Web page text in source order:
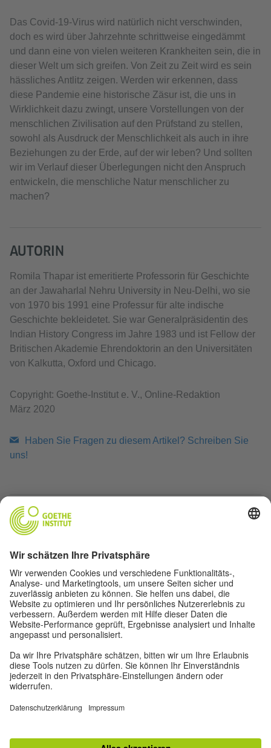
Das Covid-19-Virus wird natürlich nicht verschwinden,
doch es wird über Jahrzehnte schrittweise eingedämmt
und dann eine von vielen weiteren Krankheiten sein, die in
dieser Welt um sich greifen. Von Zeit zu Zeit wird es sein
hässliches Antlitz zeigen. Werden wir erkennen, dass
diese Pandemie eine historische Zäsur ist, die uns in
Wirklichkeit dazu zwingt, unsere Vorstellungen von der
menschlichen Zivilisation auf den Prüfstand zu stellen,
sowohl als Ausdruck der Menschlichkeit als auch in ihre
Beziehungen zu der Erde, auf der wir leben? Und sollten
wir im Verlauf dieser Überlegungen nicht den Anspruch
entwickeln, die menschliche Natur menschlicher zu
machen?
AUTORIN
​Romila Thapar ist emeritierte Professorin für Geschichte
an der Jawaharlal Nehru University in Neu-Delhi, wo sie
von 1970 bis 1991 eine Professur für alte indische
Geschichte bekleidetet. Sie war Generalpräsidentin des
Indian History Congress im Jahre 1983 und ist Fellow der
Britischen Akademie Ehrendoktorin an den Universitäten
von Kalkutta, Oxford und Chicago.
Copyright: Goethe-Institut e. V., Online-Redaktion
März 2020
Haben Sie Fragen zu diesem Artikel? Schreiben Sie
uns!
teilenteilen
LINKS ZUM THEMA
Impressum